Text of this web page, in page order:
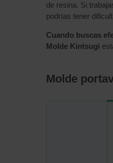
de resina. Si
podrías tener
Cuando buscas
Molde Kintsugi
Molde